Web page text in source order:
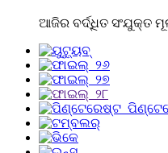
ଆଜିର ବର୍ଦ୍ଧିତ ସଂଯୁକ୍ତ